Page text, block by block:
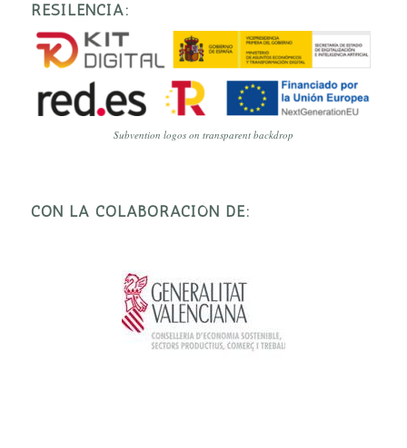
RESILENCIA:
Subvention logos on transparent backdrop
CON LA COLABORACIÓN DE: